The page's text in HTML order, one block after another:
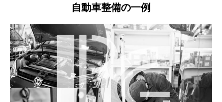
自動車整備の一例